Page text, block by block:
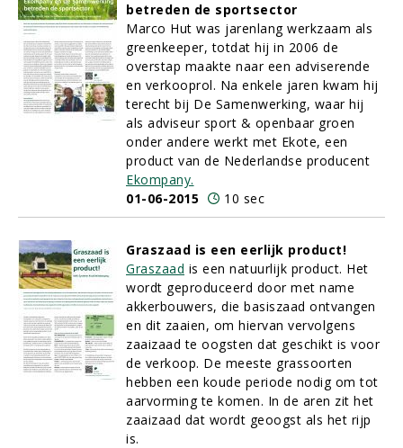
betreden de sportsector
Marco Hut was jarenlang werkzaam als
greenkeeper, totdat hij in 2006 de
overstap maakte naar een adviserende
en verkooprol. Na enkele jaren kwam hij
terecht bij De Samenwerking, waar hij
als adviseur sport & openbaar groen
onder andere werkt met Ekote, een
product van de Nederlandse producent
Ekompany.
01-06-2015
10 sec
Graszaad is een eerlijk product!
Graszaad is een natuurlijk product. Het
wordt geproduceerd door met name
akkerbouwers, die basiszaad ontvangen
en dit zaaien, om hiervan vervolgens
zaaizaad te oogsten dat geschikt is voor
de verkoop. De meeste grassoorten
hebben een koude periode nodig om tot
aarvorming te komen. In de aren zit het
zaaizaad dat wordt geoogst als het rijp
is.